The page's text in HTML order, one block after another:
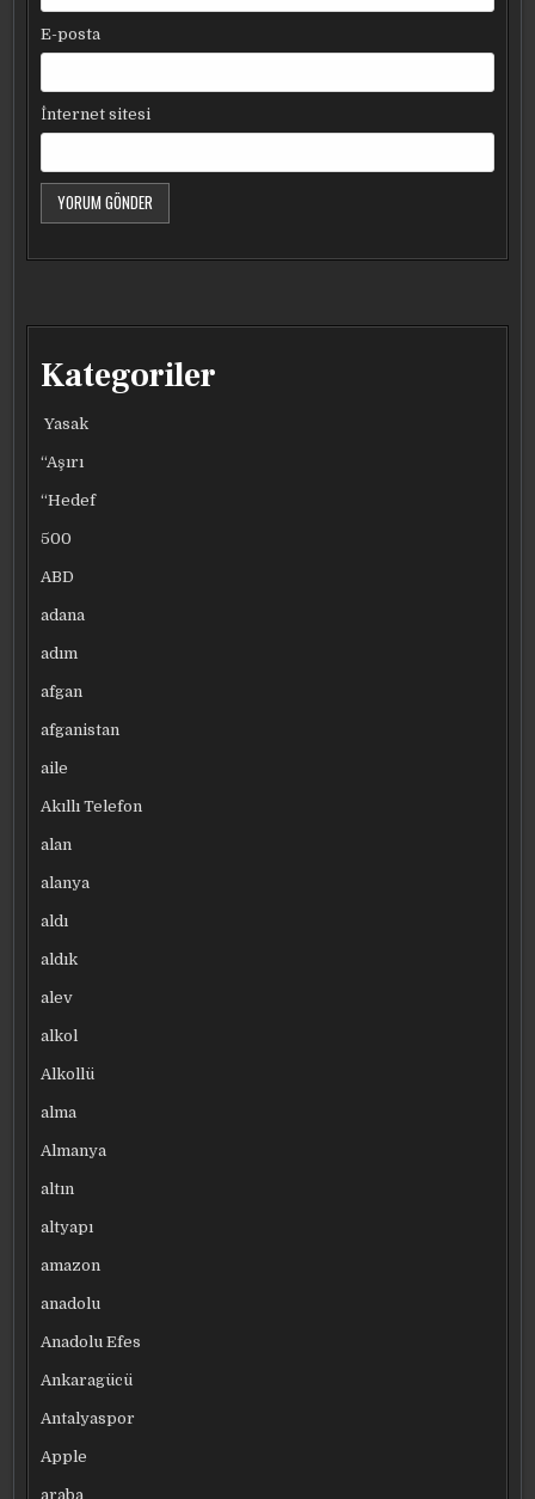
E-posta
İnternet sitesi
Kategoriler
Yasak
“Aşırı
“Hedef
500
ABD
adana
adım
afgan
afganistan
aile
Akıllı Telefon
alan
alanya
aldı
aldık
alev
alkol
Alkollü
alma
Almanya
altın
altyapı
amazon
anadolu
Anadolu Efes
Ankaragücü
Antalyaspor
Apple
araba